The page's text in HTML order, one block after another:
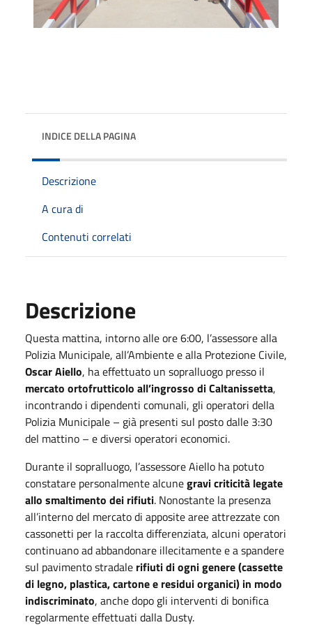
INDICE DELLA PAGINA
Descrizione
A cura di
Contenuti correlati
Descrizione
Questa mattina, intorno alle ore 6:00, l’assessore alla
Polizia Municipale, all’Ambiente e alla Protezione Civile,
Oscar Aiello, ha effettuato un sopralluogo presso il
mercato ortofrutticolo all’ingrosso di Caltanissetta,
incontrando i dipendenti comunali, gli operatori della
Polizia Municipale – già presenti sul posto dalle 3:30
del mattino – e diversi operatori economici.
Durante il sopralluogo, l’assessore Aiello ha potuto
constatare personalmente alcunegravi criticità legate
allo smaltimento dei rifiuti. Nonostante la presenza
all’interno del mercato di apposite aree attrezzate con
cassonetti per la raccolta differenziata, alcuni operatori
continuano ad abbandonare illecitamente e a spandere
sul pavimento stradale rifiuti di ogni genere (cassette
di legno, plastica, cartone e residui organici) in modo
indiscriminato, anche dopo gli interventi di bonifica
regolarmente effettuati dalla Dusty.